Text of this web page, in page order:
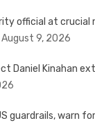
official at crucial
August 9, 2026
Daniel Kinahan
guardrails, warn